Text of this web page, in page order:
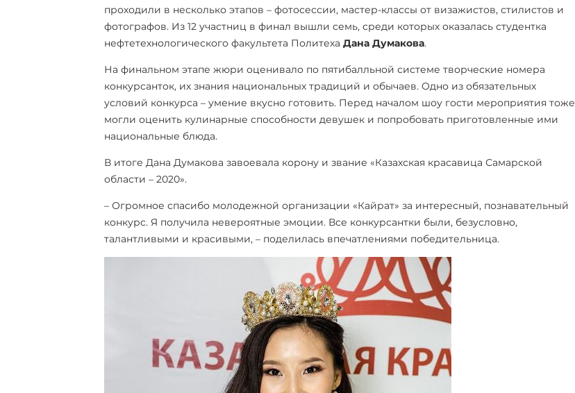
проходили в несколько этапов – фотосессии, мастер-классы от визажистов, стилистов и
фотографов. Из 12 участниц в финал вышли семь, среди которых оказалась студентка
нефтетехнологического факультета Политеха Дана Думакова.
На финальном этапе жюри оценивало по пятибалльной системе творческие номера
конкурсанток, их знания национальных традиций и обычаев. Одно из обязательных
условий конкурса – умение вкусно готовить. Перед началом шоу гости мероприятия тоже
могли оценить кулинарные способности девушек и попробовать приготовленные ими
национальные блюда.
В итоге Дана Думакова завоевала корону и звание «Казахская красавица Самарской
области – 2020».
– Огромное спасибо молодежной организации «Кайрат» за интересный, познавательный
конкурс. Я получила невероятные эмоции. Все конкурсантки были, безусловно,
талантливыми и красивыми, – поделилась впечатлениями победительница.